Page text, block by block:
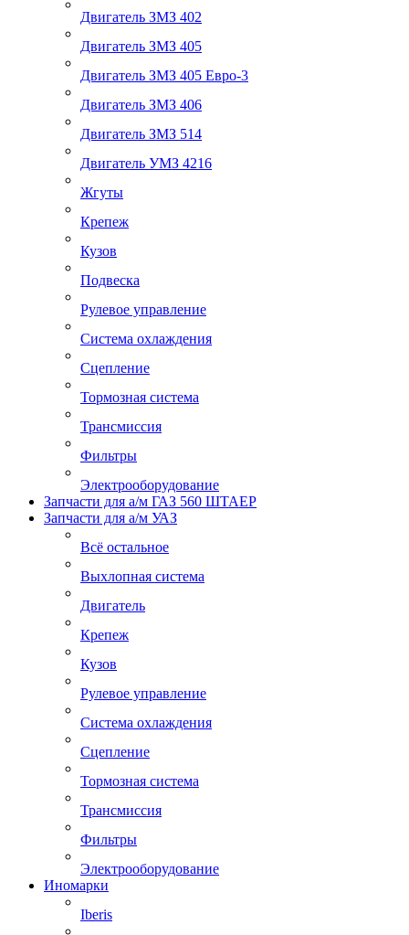
Двигатель ЗМЗ 402
Двигатель ЗМЗ 405
Двигатель ЗМЗ 405 Евро-3
Двигатель ЗМЗ 406
Двигатель ЗМЗ 514
Двигатель УМЗ 4216
Жгуты
Крепеж
Кузов
Подвеска
Рулевое управление
Система охлаждения
Сцепление
Тормозная система
Трансмиссия
Фильтры
Электрооборудование
Запчасти для а/м ГАЗ 560 ШТАЕР
Запчасти для а/м УАЗ
Всё остальное
Выхлопная система
Двигатель
Крепеж
Кузов
Рулевое управление
Система охлаждения
Сцепление
Тормозная система
Трансмиссия
Фильтры
Электрооборудование
Иномарки
Iberis